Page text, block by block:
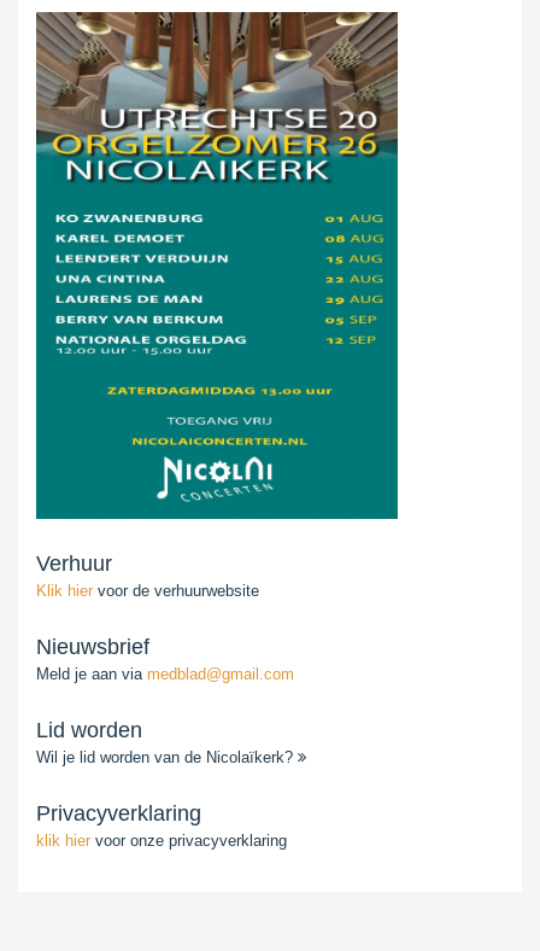
Verhuur
Klik hier voor de verhuurwebsite
Nieuwsbrief
Meld je aan via medblad@gmail.com
Lid worden
Wil je lid worden van de Nicolaïkerk?
Privacyverklaring
klik hier voor onze privacyverklaring